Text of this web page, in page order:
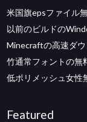
米国旗epsファイル
以前のビルドの
Minecraftの高速ダウ
竹通常フォントの無
低ポリメッシュ女性
Featured